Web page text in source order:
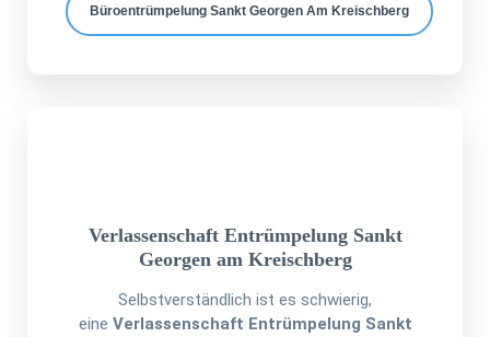
Büroentrümpelung Sankt Georgen Am Kreischberg
Verlassenschaft Entrümpelung Sankt
Georgen am Kreischberg
Selbstverständlich ist es schwierig,
eine Verlassenschaft Entrümpelung Sankt